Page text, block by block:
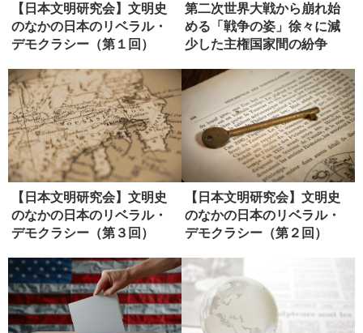
【日本文明研究会】文明史
のなかの日本のリベラル・
デモクラシー（第１回）
第二次世界大戦から崩れ始
める「戦争の姿」徐々に減
少した主権国家間の紛争
【日本文明研究会】文明史
のなかの日本のリベラル・
デモクラシー（第３回）
【日本文明研究会】文明史
のなかの日本のリベラル・
デモクラシー（第２回）